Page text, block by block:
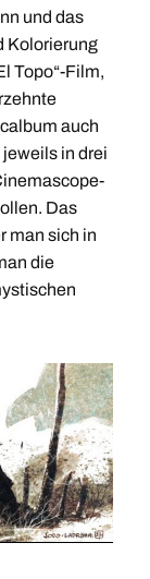
und das
Kolorierung
Topo“-Film,
auch
in drei
Das
man sich in
die